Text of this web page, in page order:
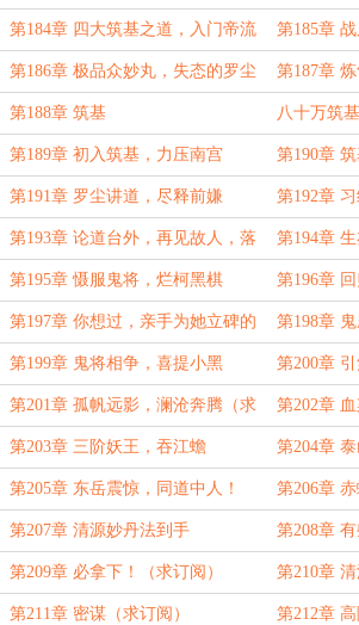
气归来，烈阳永恒 万求波订阅
第184章 四大筑基之道，入门帝流
浆
第185章
第186章 极品众妙丸，失态的罗尘 第187章
（求月票）
第188章 筑基 八十万筑
第189章 初入筑基，力压南宫 第190章
订阅）
第191章 罗尘讲道，尽释前嫌 第192章
订！）
第193章 论道台外，再见故人，落
凤山苦修
第194章
第195章 慑服鬼将，烂柯黑棋 第196章
月票）
第197章 你想过，亲手为她立碑的
未来吗
第198章
订阅）
第199章 鬼将相争，喜提小黑 第200章
第201章 孤帆远影，澜沧奔腾（求
月票）
第202章
月票）
第203章 三阶妖王，吞江蟾 第204章
第205章 东岳震惊，同道中人！ 第206章
阅）
第207章 清源妙丹法到手 第208章
不能变！
第209章 必拿下！（求订阅） 第210章
第211章 密谋（求订阅） 第212章